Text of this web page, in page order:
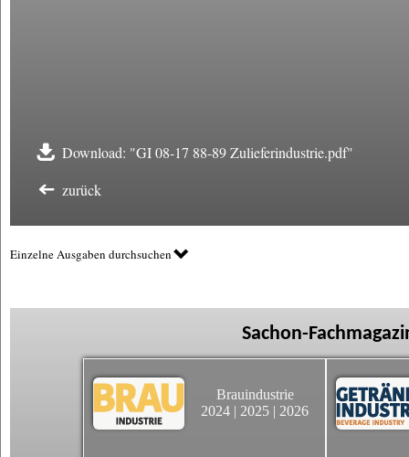
Download: "GI 08-17 88-89 Zulieferindustrie.pdf"
zurück
Einzelne Ausgaben durchsuchen
Sachon-
Brauindustrie
2024 | 2025 | 2026